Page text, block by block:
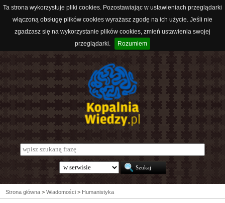
Ta strona wykorzystuje pliki cookies. Pozostawiając w ustawieniach przeglądarki
włączoną obsługę plików cookies wyrażasz zgodę na ich użycie. Jeśli nie
zgadzasz się na wykorzystanie plików cookies, zmień ustawienia swojej
przeglądarki.
Rozumiem
Strona główna > Wiadomości > Humanistyka